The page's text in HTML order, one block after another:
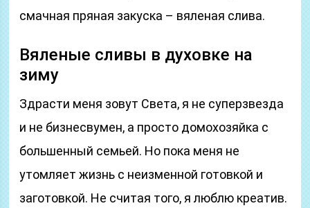
смачная пряная закуска – вяленая слива.
Вяленые сливы в духовке на
зиму
Здрасти меня зовут Света, я не суперзвезда
и не бизнесвумен, а просто домохозяйка с
большенный семьей. Но пока меня не
утомляет жизнь с неизменной готовкой и
заготовкой. Не считая того, я люблю креатив.